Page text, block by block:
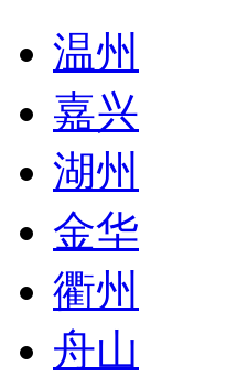
温州
嘉兴
湖州
金华
衢州
舟山